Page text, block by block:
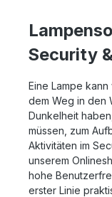
Security
Eine Lampe
dem Weg in den
Dunkelheit
müssen, zum
Aktivitäten im
unserem
hohe
erster Linie